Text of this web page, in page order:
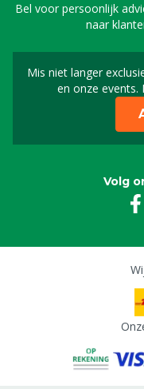
Bel voor persoonlijk
naar
Mis niet langer
en onze events.
Volg